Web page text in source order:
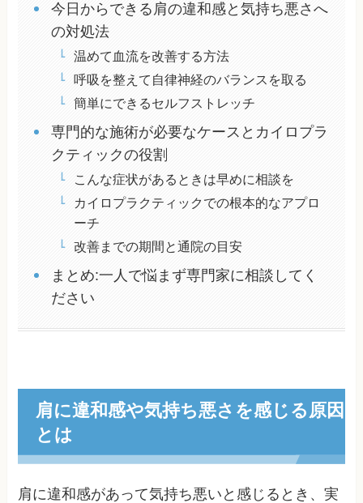
今日からできる肩の違和感と気持ち悪さへ
の対処法
温めて血流を改善する方法
呼吸を整えて自律神経のバランスを取る
簡単にできるセルフストレッチ
専門的な施術が必要なケースとカイロプラ
クティックの役割
こんな症状があるときは早めに相談を
カイロプラクティックでの根本的なアプロ
ーチ
改善までの期間と通院の目安
まとめ:一人で悩まず専門家に相談してく
ださい
肩に違和感や気持ち悪さを感じる原因
とは
肩に違和感があって気持ち悪いと感じるとき、実